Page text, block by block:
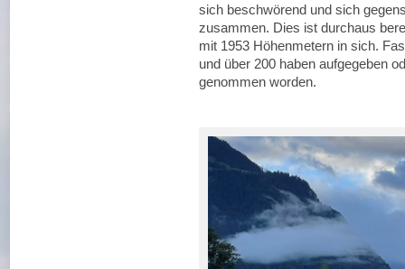
sich beschwörend und sich
zusammen. Dies ist durchaus
mit 1953 Höhenmetern in sich.
und über 200 haben aufgegeben
genommen worden.